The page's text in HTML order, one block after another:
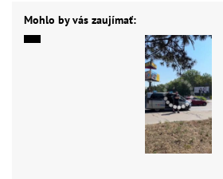
Mohlo by vás zaujímať: